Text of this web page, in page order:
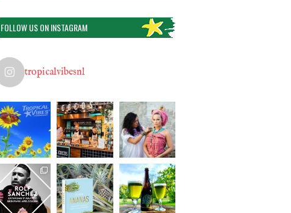
FOLLOW US ON INSTAGRAM
tropicalvibesnl